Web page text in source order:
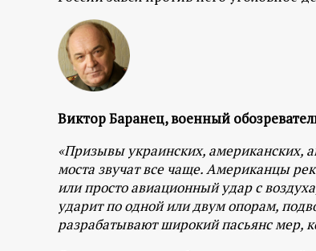
п
о
т
а
л
Виктор Баранец, военный
«Призывы украинских, американских,
моста звучат все чаще. Американцы
или просто авиационный удар с
ударит по одной или двум опорам,
разрабатывают широкий пасьянс мер,